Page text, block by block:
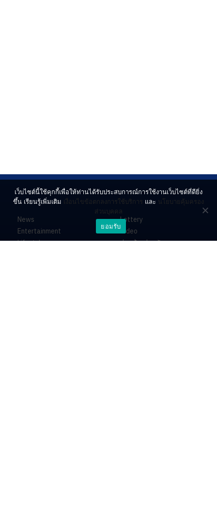
News
Entertainment
Lifestyle
Lottery
Video
ร่วมด้วยช่วยกัน
เว็บไซต์นี้ใช้คุกกี้เพื่อให้ท่านได้รับประสบการณ์การใช้งานเว็บไซต์ที่ดียิ่ง
ขึ้น เรียนรู้เพิ่มเติม เงื่อนไขข้อตกลงการใช้บริการ และ นโยบายคุ้มครอง
ส่วนบุคคล
ยอมรับ